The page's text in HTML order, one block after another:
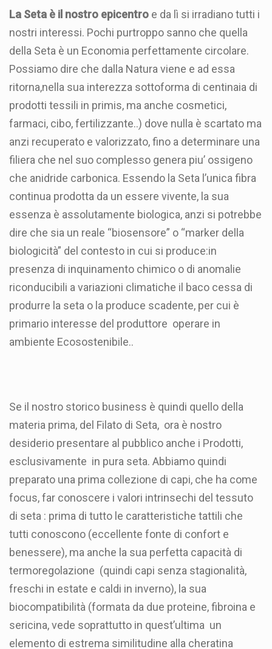
La Seta è il nostro epicentro e da lì si irradiano tutti i
nostri interessi. Pochi purtroppo sanno che quella
della Seta è un Economia perfettamente circolare.
Possiamo dire che dalla Natura viene e ad essa
ritorna,nella sua interezza sottoforma di centinaia di
prodotti tessili in primis, ma anche cosmetici,
farmaci, cibo, fertilizzante..) dove nulla è scartato ma
anzi recuperato e valorizzato, fino a determinare una
filiera che nel suo complesso genera piu’ ossigeno
che anidride carbonica. Essendo la Seta l’unica fibra
continua prodotta da un essere vivente, la sua
essenza è assolutamente biologica, anzi si potrebbe
dire che sia un reale “biosensore” o “marker della
biologicità” del contesto in cui si produce:in
presenza di inquinamento chimico o di anomalie
riconducibili a variazioni climatiche il baco cessa di
produrre la seta o la produce scadente, per cui è
primario interesse del produttore operare in
ambiente Ecosostenibile..
Se il nostro storico business è quindi quello della
materia prima, del Filato di Seta, ora è nostro
desiderio presentare al pubblico anche i Prodotti,
esclusivamente in pura seta. Abbiamo quindi
preparato una prima collezione di capi, che ha come
focus, far conoscere i valori intrinsechi del tessuto
di seta : prima di tutto le caratteristiche tattili che
tutti conoscono (eccellente fonte di confort e
benessere), ma anche la sua perfetta capacità di
termoregolazione (quindi capi senza stagionalità,
freschi in estate e caldi in inverno), la sua
biocompatibilità (formata da due proteine, fibroina e
sericina, vede soprattutto in quest’ultima un
elemento di estrema similitudine alla cheratina